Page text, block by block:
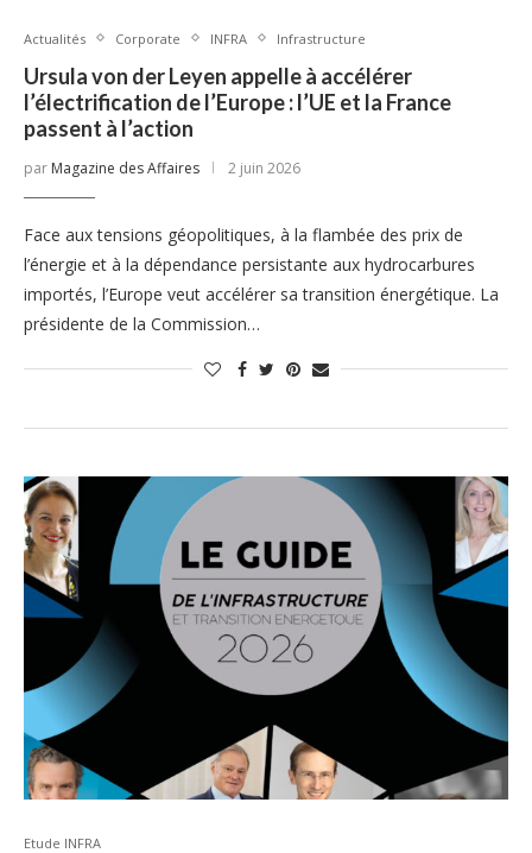
Actualités Corporate INFRA Infrastructure
Ursula von der Leyen appelle à accélérer
l’électrification de l’Europe : l’UE et la France
passent à l’action
par Magazine des Affaires 2 juin 2026
Face aux tensions géopolitiques, à la flambée des prix de
l’énergie et à la dépendance persistante aux hydrocarbures
importés, l’Europe veut accélérer sa transition énergétique. La
présidente de la Commission…
Etude INFRA